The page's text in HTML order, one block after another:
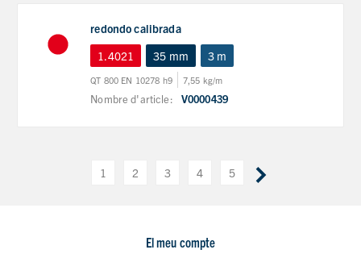
redondo calibrada
1.4021
35 mm 3 m
QT 800 EN 10278 h9 7,55 kg/m
Nombre d'article: V0000439
1 2 3 4 5
El meu compte